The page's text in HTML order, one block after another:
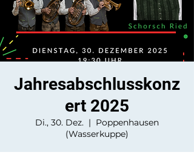
Jahresabschlusskonz
ert 2025
Di., 30. Dez.
  |
Poppenhausen
(Wasserkuppe)